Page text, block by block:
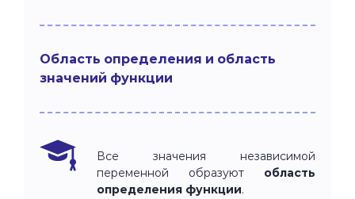
Область определения и область
значений функции
Все значения независимой
переменной образуют область
определения функции.